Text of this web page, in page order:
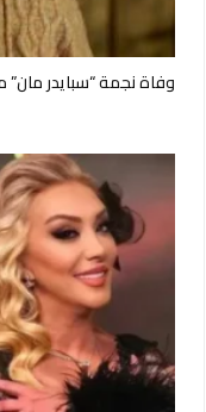
وفاة نجمة “سبايدر مان” ماري